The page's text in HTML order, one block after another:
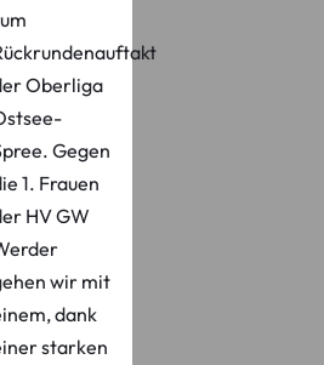
Oberliga
Gegen
1. Frauen
HV GW
wir mit
dank
starken